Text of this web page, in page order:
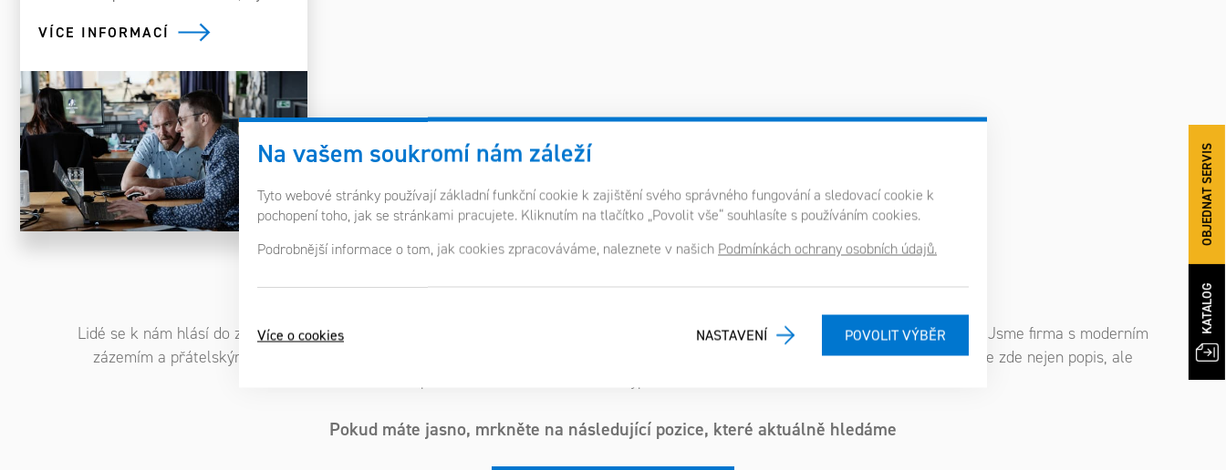
Na vašem soukromí nám záleží
Tyto webové stránky používají základní funkční cookie k zajištění svého správného fungování a sledovací cookie k
pochopení toho, jak se stránkami pracujete. Kliknutím na tlačítko „Povolit vše“ souhlasíte s používáním cookies.
Podrobnější informace o tom, jak cookies zpracováváme, naleznete v našich Podmínkách ochrany osobních údajů.
Více o cookies NASTAVENÍ
VÍCE INFORMACÍ
Lidé se k nám hlásí do zaměstnání, protože vědí, že v TGS nebude jejich práce jednotvárná, ale plná vlastní iniciativy a odpovědnosti. Jsme firma s moderním
zázemím a přátelským kolektivem. Hlubší pohled do toho jací jsme a jak fungujeme výstižně popisuje náš profil na Cocumě. Najdete zde nejen popis, ale
Pokud máte jasno, mrkněte na následující pozice, které aktuálně hledáme
KATALOG
OBJEDNAT SERVIS